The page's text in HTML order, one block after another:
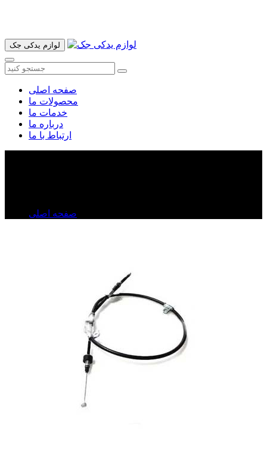
لوازم یدکی جک
صفحه اصلی
محصولات ما
خدمات ما
درباره ما
ارتباط با ما
صفحه اصلی